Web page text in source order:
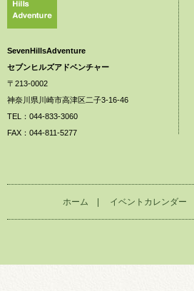
SevenHillsAdventure
セブンヒルズアドベンチャー
〒213-0002
神奈川県川崎市高津区二子3-16-46
TEL：044-833-3060
FAX：044-811-5277
ホーム イベントカレンダー